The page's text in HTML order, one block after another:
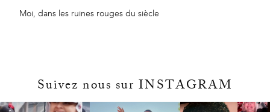
Moi, dans les ruines rouges du siècle
Suivez nous sur INSTAGRAM